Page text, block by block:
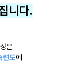
니다.
은
련도에